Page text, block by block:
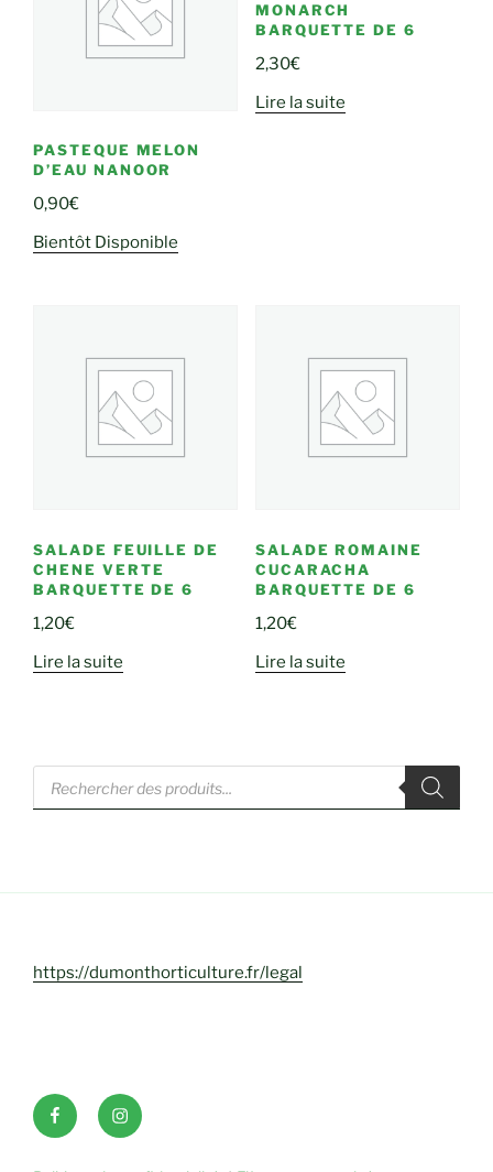
PASTEQUE MELON
D’EAU NANOOR
0,90€
Bientôt Disponible
MONARCH
BARQUETTE DE 6
2,30€
Lire la suite
SALADE FEUILLE DE
CHENE VERTE
BARQUETTE DE 6
1,20€
Lire la suite
SALADE ROMAINE
CUCARACHA
BARQUETTE DE 6
1,20€
Lire la suite
Recherche
produits
https://dumonthorticulture.fr/legal
FacebookINSTAGRAM